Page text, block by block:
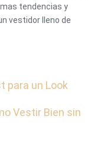
tendencias y
vestidor lleno de
para un Look
Vestir Bien sin